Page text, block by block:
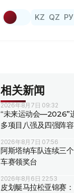
KZ QZ РУ
相关新闻
2026年8月7日 09:32
“未来运动会—2026”
多项目八强及四强阵
2026年8月7日 07:56
阿斯塔纳车队连续三
车赛领奖台
2026年8月6日 22:53
皮划艇马拉松亚锦赛